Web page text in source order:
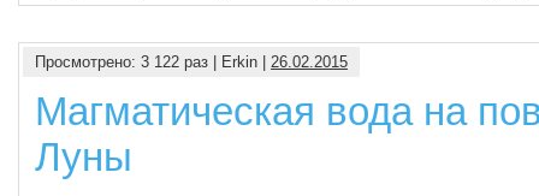
Просмотрено: 3 122 раз | Erkin | 26.02.2015
Магматическая вода на
Луны